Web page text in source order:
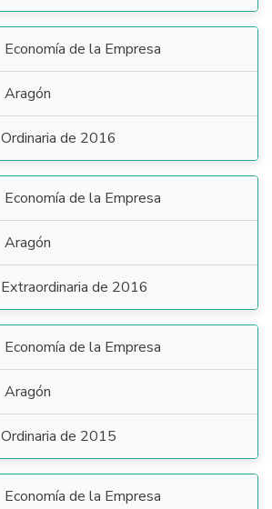
Economía de la Empresa
Aragón
Ordinaria de 2016
Economía de la Empresa
Aragón
Extraordinaria de 2016
Economía de la Empresa
Aragón
Ordinaria de 2015
Economía de la Empresa